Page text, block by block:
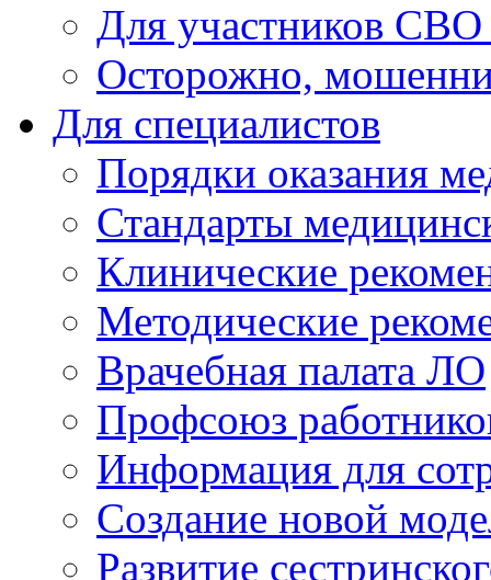
Для участников СВО
Осторожно,
Для специалистов
Порядки оказания
Стандарты
Клинические
Методические
Врачебная палата ЛО
Профсоюз
Информация для
Создание новой
Развитие